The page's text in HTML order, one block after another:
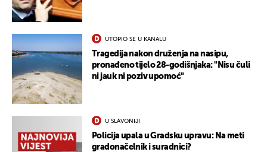
UTOPIO SE U KANALU
Tragedija nakon druženja na nasipu,
pronađeno tijelo 28-godišnjaka: "Nisu čuli
ni jauk ni poziv upomoć"
U SLAVONIJI
Policija upala u Gradsku upravu: Na meti
gradonačelnik i suradnici?